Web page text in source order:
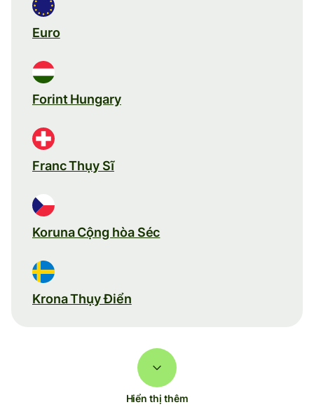
Euro
Forint Hungary
Franc Thụy Sĩ
Koruna Cộng hòa Séc
Krona Thụy Điển
Hiển thị thêm